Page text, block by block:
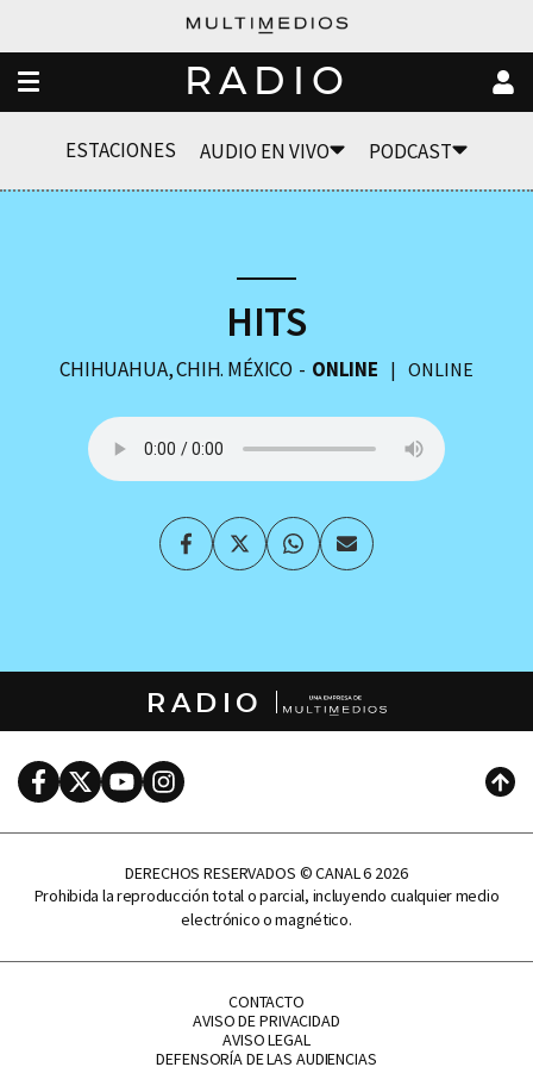
RADIO
ESTACIONES AUDIO EN VIVO PODCAST
HITS
CHIHUAHUA, CHIH. MÉXICO ONLINE ONLINE
FacebookTwitterWhatsapp
Enviar
por
RADIO
FacebookTwitterYoutubeInstagram
DERECHOS RESERVADOS © CANAL 6 2026
Prohibida la reproducción total o parcial, incluyendo cualquier medio
electrónico o magnético.
CONTACTO
AVISO DE PRIVACIDAD
AVISO LEGAL
DEFENSORÍA DE LAS AUDIENCIAS